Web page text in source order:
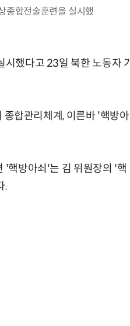
종합전술훈련을 실시했
했다고 23일 북한 노동자 기
합관리체계, 이른바 '핵방아
'핵방아쇠'는 김 위원장의 '핵
.